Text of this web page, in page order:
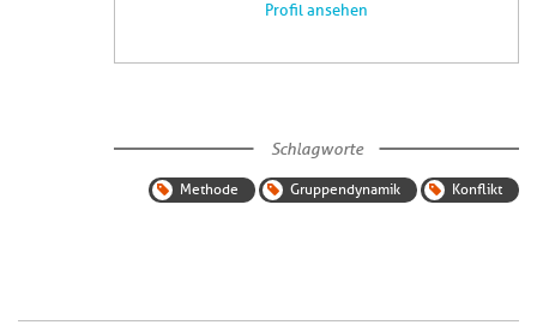
Profil ansehen
Schlagworte
Methode Gruppendynamik Konflikt